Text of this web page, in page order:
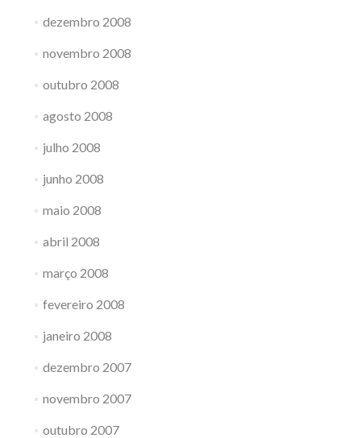
dezembro 2008
novembro 2008
outubro 2008
agosto 2008
julho 2008
junho 2008
maio 2008
abril 2008
março 2008
fevereiro 2008
janeiro 2008
dezembro 2007
novembro 2007
outubro 2007